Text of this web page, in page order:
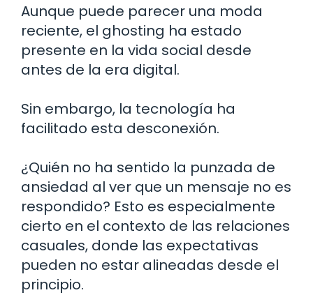
Aunque puede parecer una moda
reciente, el ghosting ha estado
presente en la vida social desde
antes de la era digital.
Sin embargo, la tecnología ha
facilitado esta desconexión.
¿Quién no ha sentido la punzada de
ansiedad al ver que un mensaje no es
respondido? Esto es especialmente
cierto en el contexto de las relaciones
casuales, donde las expectativas
pueden no estar alineadas desde el
principio.